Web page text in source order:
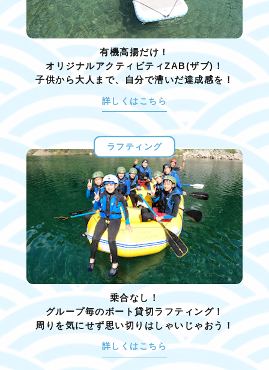
有機高揚だけ！
オリジナルアクティビティZAB(ザブ)！
子供から大人まで、自分で漕いだ達成感を！
詳しくはこちら
ラフティング
乗合なし！
グループ毎のボート貸切ラフティング！
周りを気にせず思い切りはしゃいじゃおう！
詳しくはこちら